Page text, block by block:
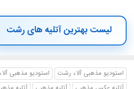
لیست بهترین آتلیه های رشت
استودیو مذهبی آلاء رشت استودیو مذهبی